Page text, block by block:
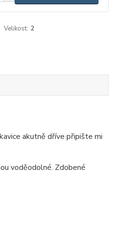
Velikost: 2
akutně dříve připište mi
voděodolné. Zdobené